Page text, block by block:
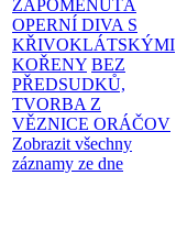
ZAPOMENUTÁ
OPERNÍ DIVA S
KŘIVOKLÁTSKÝMI
KOŘENY BEZ
PŘEDSUDKŮ,
TVORBA Z
VĚZNICE ORÁČOV
Zobrazit všechny
záznamy ze dne